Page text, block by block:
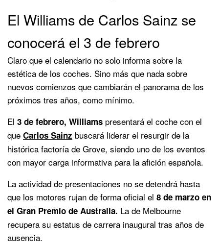
El Williams de Carlos Sainz se
conocerá el 3 de febrero
Claro que el calendario no solo informa sobre la
estética de los coches. Sino más que nada sobre
nuevos comienzos que cambiarán el panorama de los
próximos tres años, como mínimo.
El 3 de febrero, Williams presentará el coche con el
que Carlos Sainz buscará liderar el resurgir de la
histórica factoría de Grove, siendo uno de los eventos
con mayor carga informativa para la afición española.
La actividad de presentaciones no se detendrá hasta
que los motores rujan de forma oficial el 8 de marzo en
el Gran Premio de Australia. La de Melbourne
recupera su estatus de carrera inaugural tras años de
ausencia.